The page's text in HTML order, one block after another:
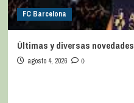
FC Barcelona
Últimas y diversas
agosto 4, 2026 0